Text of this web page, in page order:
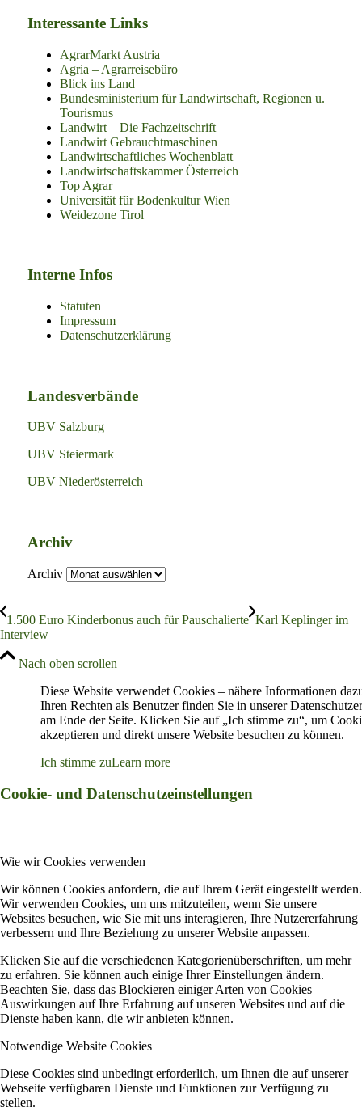
Interessante Links
AgrarMarkt Austria
Agria – Agrarreisebüro
Blick ins Land
Bundesministerium für Landwirtschaft, Regionen u.
Tourismus
Landwirt – Die Fachzeitschrift
Landwirt Gebrauchtmaschinen
Landwirtschaftliches Wochenblatt
Landwirtschaftskammer Österreich
Top Agrar
Universität für Bodenkultur Wien
Weidezone Tirol
Interne Infos
Statuten
Impressum
Datenschutzerklärung
Landesverbände
UBV Salzburg
UBV Steiermark
UBV Niederösterreich
Archiv
Archiv
1.500 Euro Kinderbonus auch für Pauschalierte Karl Keplinger im
Interview
Nach oben scrollen
Diese Website verwendet Cookies – nähere Informationen
Ihren Rechten als Benutzer finden Sie in unserer
am Ende der Seite. Klicken Sie auf „Ich stimme zu“, um
akzeptieren und direkt unsere Website besuchen zu können.
Ich stimme zuLearn more
Cookie- und Datenschutzeinstellungen
Wie wir Cookies verwenden
Wir können Cookies anfordern, die auf Ihrem Gerät eingestellt werden.
Wir verwenden Cookies, um uns mitzuteilen, wenn Sie unsere
Websites besuchen, wie Sie mit uns interagieren, Ihre Nutzererfahrung
verbessern und Ihre Beziehung zu unserer Website anpassen.
Klicken Sie auf die verschiedenen Kategorienüberschriften, um mehr
zu erfahren. Sie können auch einige Ihrer Einstellungen ändern.
Beachten Sie, dass das Blockieren einiger Arten von Cookies
Auswirkungen auf Ihre Erfahrung auf unseren Websites und auf die
Dienste haben kann, die wir anbieten können.
Notwendige Website Cookies
Diese Cookies sind unbedingt erforderlich, um Ihnen die auf unserer
Webseite verfügbaren Dienste und Funktionen zur Verfügung zu
stellen.